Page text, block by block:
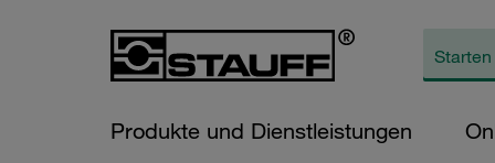
Produkte und Dienstleistungen